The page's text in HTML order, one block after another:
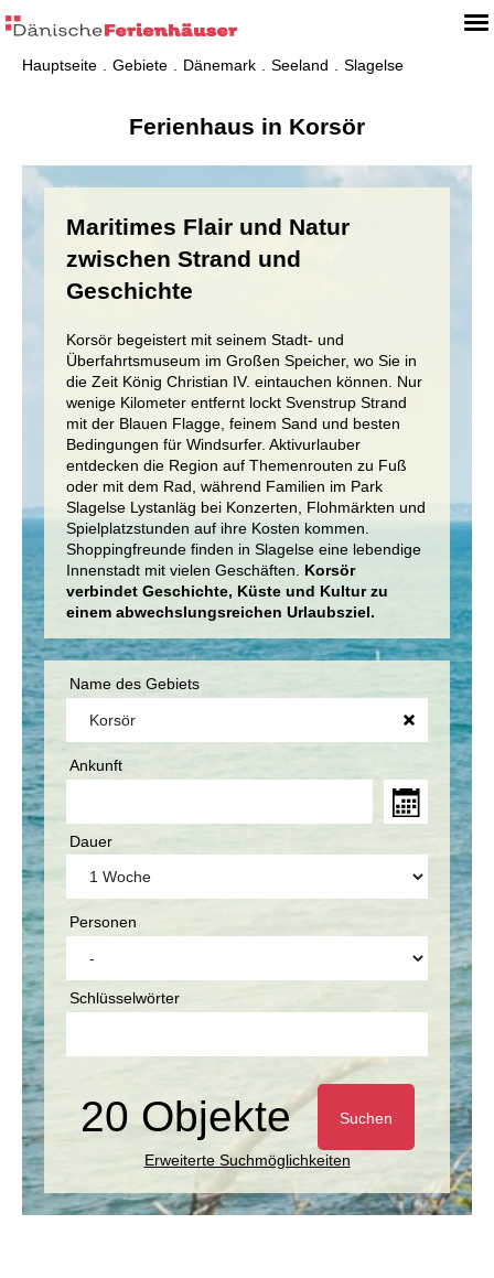
Hauptseite Gebiete Dänemark Seeland Slagelse
Ferienhaus in Korsör
Maritimes Flair und Natur
zwischen Strand und
Geschichte
Korsör begeistert mit seinem Stadt- und
Überfahrtsmuseum im Großen Speicher, wo Sie in
die Zeit König Christian IV. eintauchen können. Nur
wenige Kilometer entfernt lockt Svenstrup Strand
mit der Blauen Flagge, feinem Sand und besten
Bedingungen für Windsurfer. Aktivurlauber
entdecken die Region auf Themenrouten zu Fuß
oder mit dem Rad, während Familien im Park
Slagelse Lystanläg bei Konzerten, Flohmärkten und
Spielplatzstunden auf ihre Kosten kommen.
Shoppingfreunde finden in Slagelse eine lebendige
Innenstadt mit vielen Geschäften. Korsör
verbindet Geschichte, Küste und Kultur zu
einem abwechslungsreichen Urlaubsziel.
Name des Gebiets
Ankunft
Dauer
Personen
Schlüsselwörter
20 Objekte Suchen
Erweiterte Suchmöglichkeiten